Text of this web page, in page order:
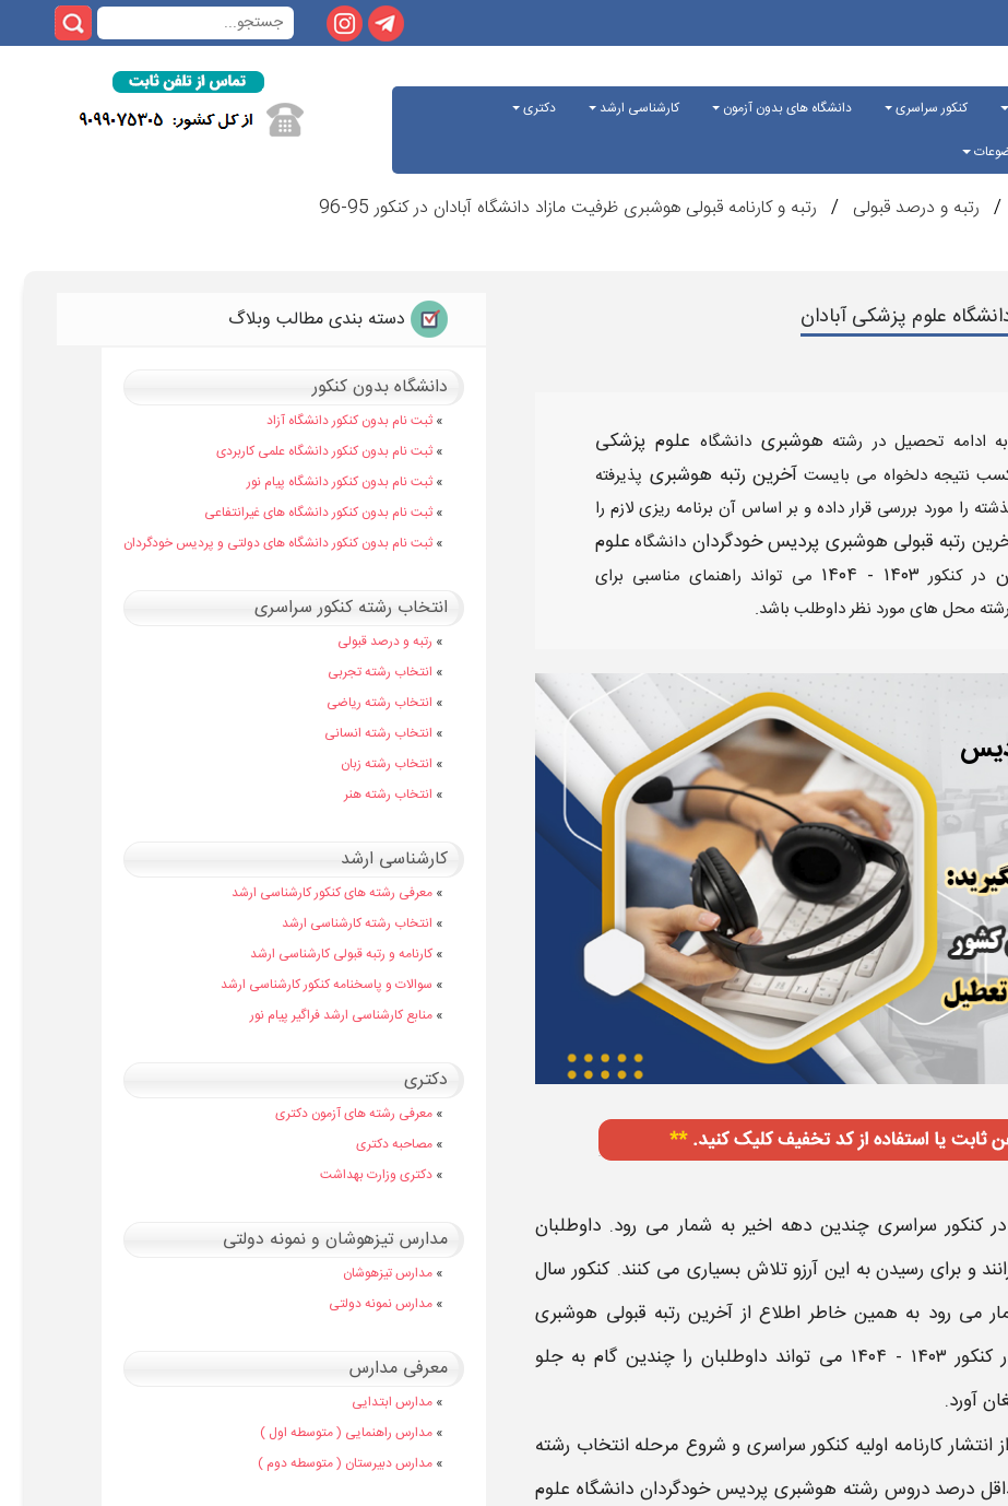
کنکور سراسری دانشگاه های بدون آزمون کارشناسی ارشد
دکتری
رتبه و درصد قبولی رتبه و کارنامه قبولی هوشبری ظرفیت مازاد دانشگاه آبادان در کنکور 95-96
علوم پزشکی آبادان
ادامه تحصیل در رشته هوشبری دانشگاه علوم پزشکی
نتیجه دلخواه می بایست آخرین رتبه هوشبری پذیرفته
را مورد بررسی قرار داده و بر اساس آن برنامه ریزی لازم را
رتبه قبولی هوشبری پردیس خودگردان دانشگاه علوم
در کنکور ۱۴۰۳ - ۱۴۰۴​
می تواند راهنمای مناسبی برای
محل های مورد نظر داوطلب باشد.
کنکور سراسری چندین دهه اخیر به شمار می رود. داوطلبان
و برای رسیدن به این آرزو تلاش بسیاری می کنند. کنکور سال
می رود به همین خاطر اطلاع از آخرین رتبه قبولی هوشبری
کنکور ۱۴۰۳ - ۱۴۰۴​
می تواند داوطلبان را چندین گام به جلو
آورد.
انتشار کارنامه اولیه کنکور سراسری​ و شروع مرحله انتخاب رشته
درصد دروس رشته هوشبری پردیس خودگرداندانشگاه علوم
دسته بندی مطالب وبلاگ
دانشگاه بدون کنکور
» ثبت نام بدون کنکور دانشگاه آزاد
» ثبت نام بدون کنکور دانشگاه علمی کاربردی
» ثبت نام بدون کنکور دانشگاه پیام نور
» ثبت نام بدون کنکور دانشگاه های غیرانتفاعی
» ثبت نام بدون کنکور دانشگاه های دولتی و پردیس خودگردان
انتخاب رشته کنکور سراسری
» رتبه و درصد قبولی
» انتخاب رشته تجربی
» انتخاب رشته ریاضی
» انتخاب رشته انسانی
» انتخاب رشته زبان
» انتخاب رشته هنر
کارشناسی ارشد
» معرفی رشته های کنکور کارشناسی ارشد
» انتخاب رشته کارشناسی ارشد
» کارنامه و رتبه قبولی کارشناسی ارشد
» سوالات و پاسخنامه کنکور کارشناسی ارشد
» منابع کارشناسی ارشد فراگیر پیام نور
دکتری
» معرفی رشته های آزمون دکتری
» مصاحبه دکتری
» دکتری وزارت بهداشت
مدارس تیزهوشان و نمونه دولتی
» مدارس تیزهوشان
» مدارس نمونه دولتی
معرفی مدارس
» مدارس ابتدایی
» مدارس راهنمایی ( متوسطه اول )
» مدارس دبیرستان ( متوسطه دوم )